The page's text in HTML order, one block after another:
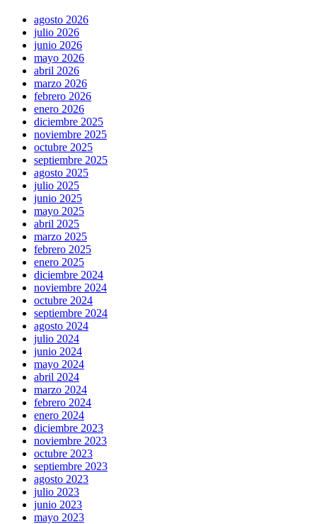
agosto 2026
julio 2026
junio 2026
mayo 2026
abril 2026
marzo 2026
febrero 2026
enero 2026
diciembre 2025
noviembre 2025
octubre 2025
septiembre 2025
agosto 2025
julio 2025
junio 2025
mayo 2025
abril 2025
marzo 2025
febrero 2025
enero 2025
diciembre 2024
noviembre 2024
octubre 2024
septiembre 2024
agosto 2024
julio 2024
junio 2024
mayo 2024
abril 2024
marzo 2024
febrero 2024
enero 2024
diciembre 2023
noviembre 2023
octubre 2023
septiembre 2023
agosto 2023
julio 2023
junio 2023
mayo 2023